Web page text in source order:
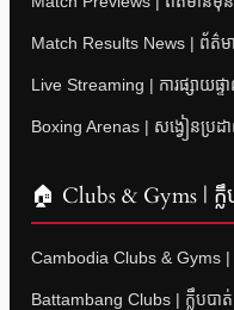
Match Results News | ព័ត៌
Live Streaming | ការផ្សាយផ្ទ
Boxing Arenas | សង្វៀនប្រដ
🏠 Clubs & Gyms | ក្
Cambodia Clubs & Gyms |
Battambang Clubs | ក្លឹបបា